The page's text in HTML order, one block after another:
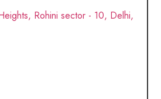
Rohini sector - 10, Delhi,